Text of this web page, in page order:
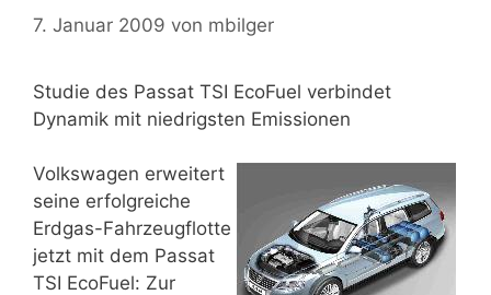
7. Januar 2009 von mbilger
Studie des Passat TSI EcoFuel verbindet
Dynamik mit niedrigsten Emissionen
Volkswagen erweitert
seine erfolgreiche
Erdgas-Fahrzeugflotte
jetzt mit dem Passat
TSI EcoFuel: Zur